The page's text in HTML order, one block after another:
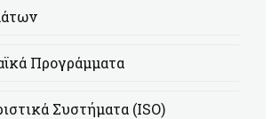
Προγράμματα
Συστήματα (ISO)